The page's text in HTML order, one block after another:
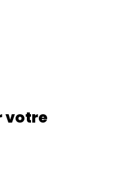
votre